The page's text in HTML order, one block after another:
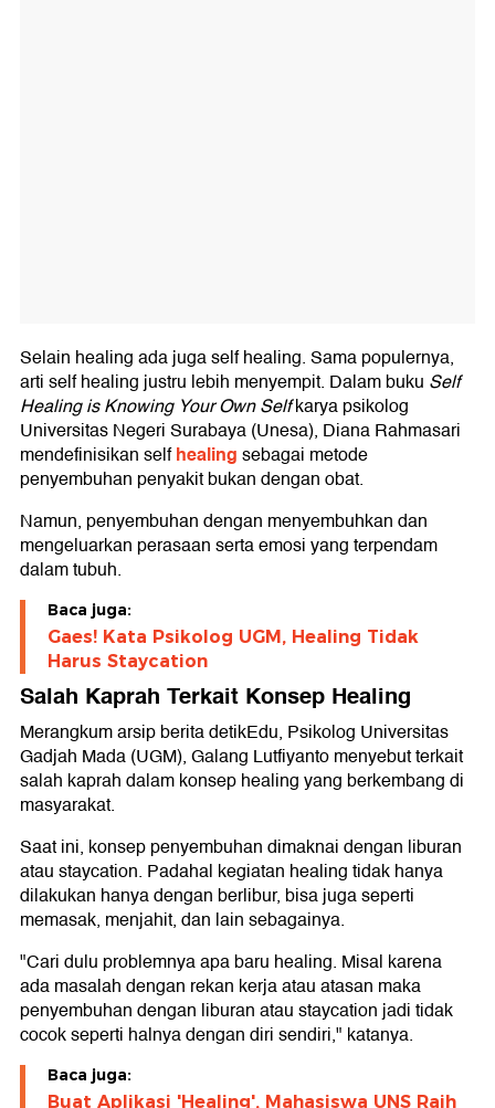
Selain healing ada juga self healing. Sama populernya,
arti self healing justru lebih menyempit. Dalam buku Self
Healing is Knowing Your Own Selfkarya psikolog
Universitas Negeri Surabaya (Unesa), Diana Rahmasari
mendefinisikan selfhealingsebagai metode
penyembuhan penyakit bukan dengan obat.
Namun, penyembuhan dengan menyembuhkan dan
mengeluarkan perasaan serta emosi yang terpendam
dalam tubuh.
Baca juga:
Gaes! Kata Psikolog UGM, Healing Tidak
Harus Staycation
Salah Kaprah Terkait Konsep Healing
Merangkum arsip berita detikEdu, Psikolog Universitas
Gadjah Mada (UGM), Galang Lutfiyanto menyebut terkait
salah kaprah dalam konsep healing yang berkembang di
masyarakat.
Saat ini, konsep penyembuhan dimaknai dengan liburan
atau staycation. Padahal kegiatan healing tidak hanya
dilakukan hanya dengan berlibur, bisa juga seperti
memasak, menjahit, dan lain sebagainya.
"Cari dulu problemnya apa baru healing. Misal karena
ada masalah dengan rekan kerja atau atasan maka
penyembuhan dengan liburan atau staycation jadi tidak
cocok seperti halnya dengan diri sendiri," katanya.
Baca juga:
Buat Aplikasi 'Healing', Mahasiswa UNS Raih